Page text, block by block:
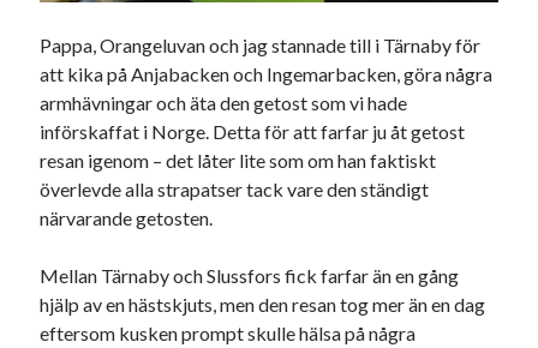
Pappa, Orangeluvan och jag stannade till i Tärnaby för
att kika på Anjabacken och Ingemarbacken, göra några
armhävningar och äta den getost som vi hade
införskaffat i Norge. Detta för att farfar ju åt getost
resan igenom – det låter lite som om han faktiskt
överlevde alla strapatser tack vare den ständigt
närvarande getosten.
Mellan Tärnaby och Slussfors fick farfar än en gång
hjälp av en hästskjuts, men den resan tog mer än en dag
eftersom kusken prompt skulle hälsa på några